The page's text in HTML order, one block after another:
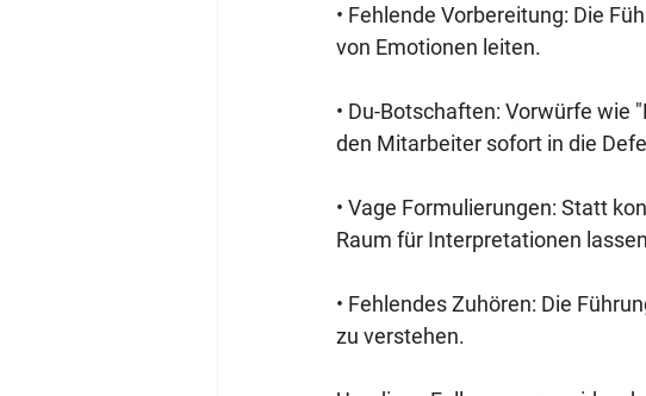
• Fehlende Vorbereitung: Die
von Emotionen leiten.
• Du-Botschaften: Vorwürfe
den Mitarbeiter sofort in die
• Vage Formulierungen: Statt
Raum für Interpretationen
• Fehlendes Zuhören: Die
zu verstehen.